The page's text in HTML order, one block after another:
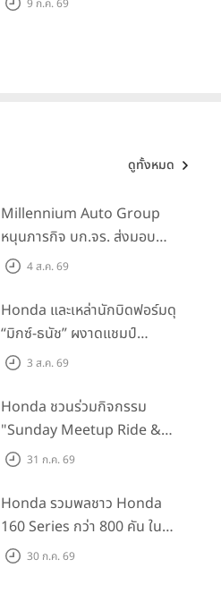
ดูทั้งหมด
Millennium Auto Group
หนุนภารกิจ บก.จร. ส่งมอบ
BMW R 1300 GS และ F 900
พร้อม ยกระดับทักษะการขับขี่
เสริมศักยภาพตำรวจจราจร
4 ส.ค. 69
Honda และเหล่านักบิดฟอร์มดุ
“มิกซ์-ธนัช” ผงาดแชมป์
SS600 2 สนามติด “ข้าวกล้อง”
สนาม 2
3 ส.ค. 69
Honda ชวนร่วมกิจกรรม
"Sunday Meetup Ride &
Soul" จิบกาแฟ พูดคุย แลก
กัน 16 ส.ค. นี้
31 ก.ค. 69
Honda รวมพลชาว Honda
160 Series กว่า 800 คัน ใน
งาน “THE ONE-SIXTI-ER ตัว
30 ก.ค. 69